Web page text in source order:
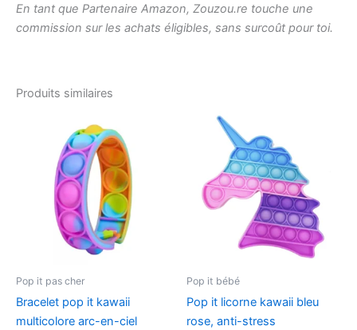
En tant que Partenaire Amazon, Zouzou.re touche une
commission sur les achats éligibles, sans surcoût pour toi.
Produits similaires
Pop it pas cher
Bracelet pop it kawaii
multicolore arc-en-ciel
Pop it bébé
Pop it licorne kawaii bleu
rose, anti-stress